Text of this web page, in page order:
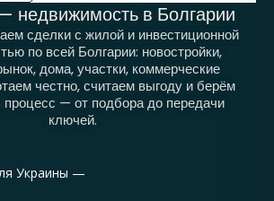
недвижимость в Болгарии
сделки с жилой и инвестиционной
по всей Болгарии: новостройки,
дома, участки, коммерческие
честно, считаем выгоду и берём
процесс — от подбора до передачи
ключей.
Украины —